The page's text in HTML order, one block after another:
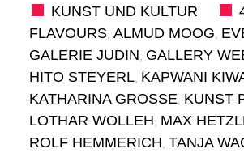
VERKEHR
BAUEN
UND
WOHNEN
KUNST UND KULTUR
FLAVOURS, ALMUD MOOG,
GALERIE JUDIN, GALLERY
HITO STEYERL, KAPWANI
KATHARINA GROSSE, KUNST
LOTHAR WOLLEH, MAX
ROLF HEMMERICH, TANJA